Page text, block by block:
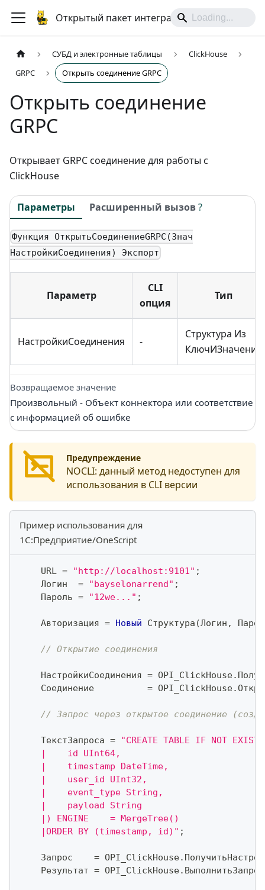
Открытый пакет интеграций
СУБД и электронные таблицы
ClickHouse
GRPC
Открыть соединение GRPC
Открыть соединение
GRPC
Открывает GRPC соединение для работы с
ClickHouse
Параметры Расширенный вызов?
Функция ОткрытьСоединениеGRPC(Знач
НастройкиСоединения) Экспорт
Параметр
CLI
опция
Тип
НастройкиСоединения -
Структура Из
КлючИЗначение
Возвращаемое значение
Произвольный - Объект коннектора или соответствие
с информацией об ошибке
Предупреждение
NOCLI: данный метод недоступен для
использования в CLI версии
Пример использования для
1С:Предприятие/OneScript
    URL
= "http://localhost:9101" ;
    Логин
= "bayselonarrend" ;
    Пароль
= "12we..." ;
    Авторизация
= Новый Структура (Логин ,
// Открытие соединения
    НастройкиСоединения
= OPI_ClickHouse.
    Соединение
= OPI_ClickHouse.
// Запрос через открытое соединение
    ТекстЗапроса
=
"CREATE TABLE IF NOT
    |    id UInt64,
    |    timestamp DateTime,
    |    user_id UInt32,
    |    event_type String,
    |    payload String
    |) ENGINE    = MergeTree()
    |ORDER BY (timestamp, id)"
;
    Запрос
= OPI_ClickHouse.
    Результат
= OPI_ClickHouse. ВыполнитьЗапрос